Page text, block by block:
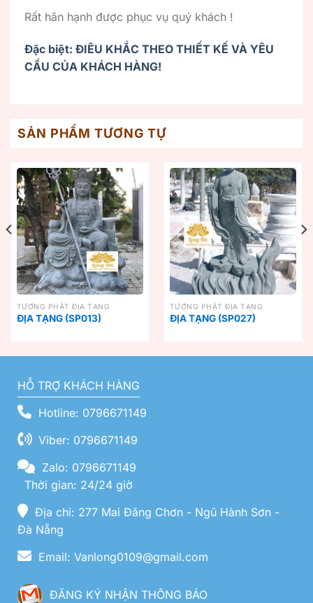
Rất hân hạnh được phục vụ quý khách !
Đặc biệt: ĐIÊU KHẮC THEO THIẾT KẾ VÀ YÊU
CẦU CỦA KHÁCH HÀNG!
SẢN PHẨM TƯƠNG TỰ
TƯỢNG PHẬT ĐỊA TẠNG
ĐỊA TẠNG (SP013)
TƯỢNG PHẬT ĐỊA TẠNG
ĐỊA TẠNG (SP027)
HỖ TRỢ KHÁCH HÀNG
Hotline: 0796671149
Viber: 0796671149
Zalo: 0796671149
Thời gian: 24/24 giờ
Địa chỉ: 277 Mai Đăng Chơn - Ngũ Hành Sơn -
Đà Nẵng
Email: Vanlong0109@gmail.com
ĐĂNG KÝ NHẬN THÔNG BÁO